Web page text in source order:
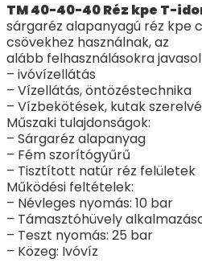
TM 40-40-40 Réz kpe T-
sárgaréz alapanyagú réz kpe
csövekhez használnak, az
alább felhasználásokra
– ivóvízellátás
– Vízellátás, öntözéstechnika
– Vízbekötések, kutak
Műszaki tulajdonságok:
– Sárgaréz alapanyag
– Fém szorítógyűrű
– Tisztított natúr réz felületek
Működési feltételek:
– Névleges nyomás: 10 bar
– Támasztóhüvely
– Teszt nyomás: 25 bar
– Közeg: Ivóvíz